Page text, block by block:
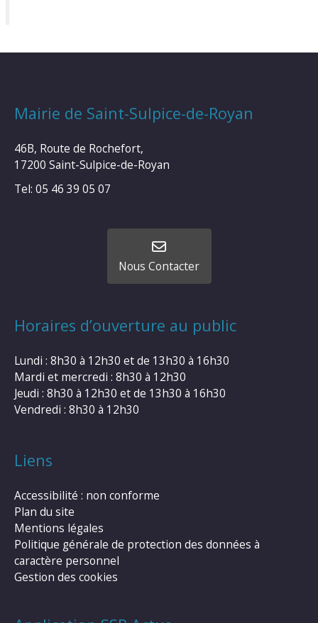
Mairie de Saint-Sulpice-de-Royan
46B, Route de Rochefort,
17200 Saint-Sulpice-de-Royan
Tel: 05 46 39 05 07
Nous Contacter
Horaires d’ouverture au public
Lundi : 8h30 à 12h30 et de 13h30 à 16h30
Mardi et mercredi : 8h30 à 12h30
Jeudi : 8h30 à 12h30 et de 13h30 à 16h30
Vendredi : 8h30 à 12h30
Liens
Accessibilité : non conforme
Plan du site
Mentions légales
Politique générale de protection des données à
caractère personnel
Gestion des cookies